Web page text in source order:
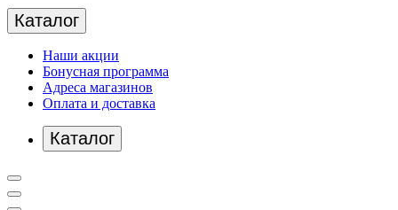
Каталог
Наши акции
Бонусная программа
Адреса магазинов
Оплата и доставка
Каталог